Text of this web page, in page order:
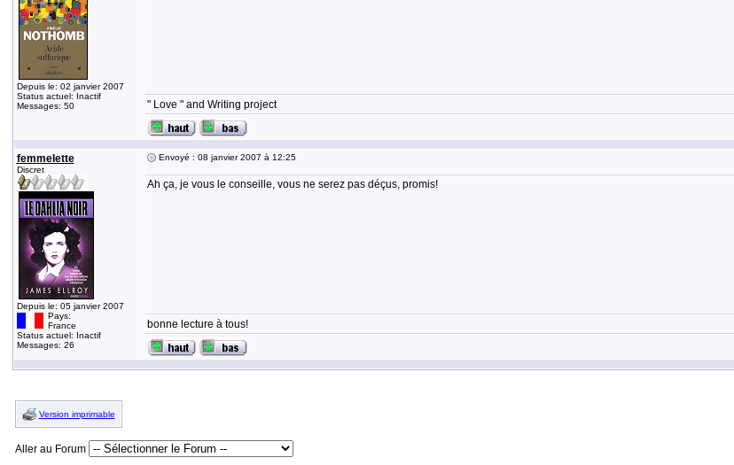
Depuis le: 02 janvier 2007
Status actuel: Inactif
Messages: 50
" Love " and Writing project
femmelette
Discret
Depuis le: 05 janvier 2007
Pays:
France
Status actuel: Inactif
Messages: 26
Envoyé : 08 janvier 2007 à 12:25
Ah ça, je vous le conseille, vous ne serez pas déçus, promis!
bonne lecture à tous!
Version imprimable
Aller au Forum